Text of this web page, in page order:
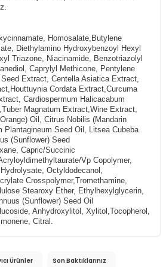
Homosalate,Butylene
Diethylamino Hydroxybenzoyl Hexyl
Triazone, Niacinamide, Benzotriazolyl
Caprylyl Methicone, Pentylene
Extract, Centella Asiatica Extract,
Cordata Extract,Curcuma
Cardiospermum Halicacabum
Magnatum Extract,Wine Extract,
Oil, Citrus Nobilis (Mandarin
Plantagineum Seed Oil, Litsea Cubeba
(Sunflower) Seed
Capric/Succinic
Vp Copolymer,
Octyldodecanol,
Crosspolymer,Tromethamine,
Stearoxy Ether, Ethylhexylglycerin,
(Sunflower) Seed Oil
Anhydroxylitol, Xylitol,Tocopherol,
Citral.
Ürünler Son Baktıklarınız